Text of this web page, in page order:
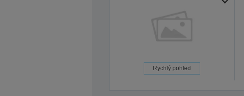
Rychlý pohled